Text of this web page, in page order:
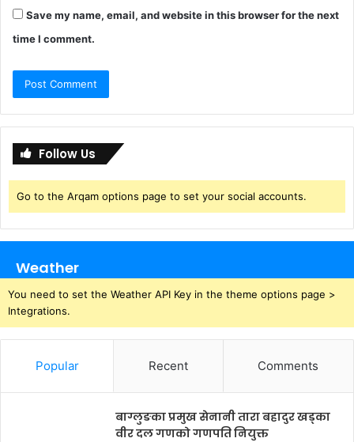
Save my name, email, and website in this browser for the next
time I comment.
Follow Us
Go to the Arqam options page to set your social accounts.
Weather
You need to set the Weather API Key in the theme options page >
Integrations.
Popular Recent Comments
बाग्लुङका प्रमुख सेनानी तारा बहादुर खड्का
वीर दल गणको गणपति नियुक्त